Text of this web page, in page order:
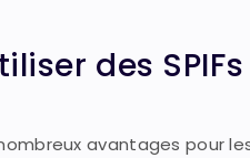
des SPIFs
avantages pour